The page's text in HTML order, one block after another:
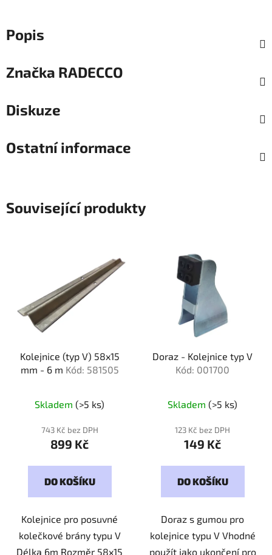
Popis
Značka RADECCO
Diskuze
Ostatní informace
Související produkty
Kolejnice (typ V) 58x15
mm - 6 m Kód: 581505
Skladem (>5 ks)
743 Kč bez DPH
899 Kč
DO KOŠÍKU
Kolejnice pro posuvné
kolečkové brány typu V
Délka 6m Rozměr 58x15
Doraz - Kolejnice typ V
Kód: 001700
Skladem (>5 ks)
123 Kč bez DPH
149 Kč
DO KOŠÍKU
Doraz s gumou pro
kolejnice typu V Vhodné
použít jako ukončení pro